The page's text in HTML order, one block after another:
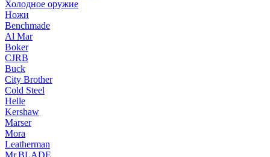
Холодное оружие
Ножи
Benchmade
Al Mar
Boker
CJRB
Buck
City Brother
Cold Steel
Helle
Kershaw
Marser
Mora
Leatherman
Mr.BLADE